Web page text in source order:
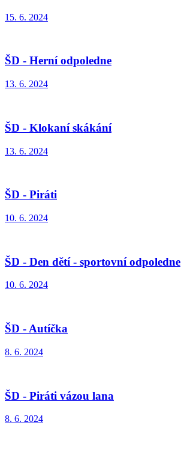
15. 6. 2024
ŠD - Herní odpoledne
13. 6. 2024
ŠD - Klokaní skákání
13. 6. 2024
ŠD - Piráti
10. 6. 2024
ŠD - Den dětí - sportovní odpoledne
10. 6. 2024
ŠD - Autíčka
8. 6. 2024
ŠD - Piráti vázou lana
8. 6. 2024